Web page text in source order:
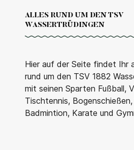
ALLES RUND UM DEN TSV
WASSERTRÜDINGEN
Hier auf der Seite findet Ihr
rund um den TSV 1882
mit seinen Sparten Fußball,
Tischtennis,
Badmintion, Karate und